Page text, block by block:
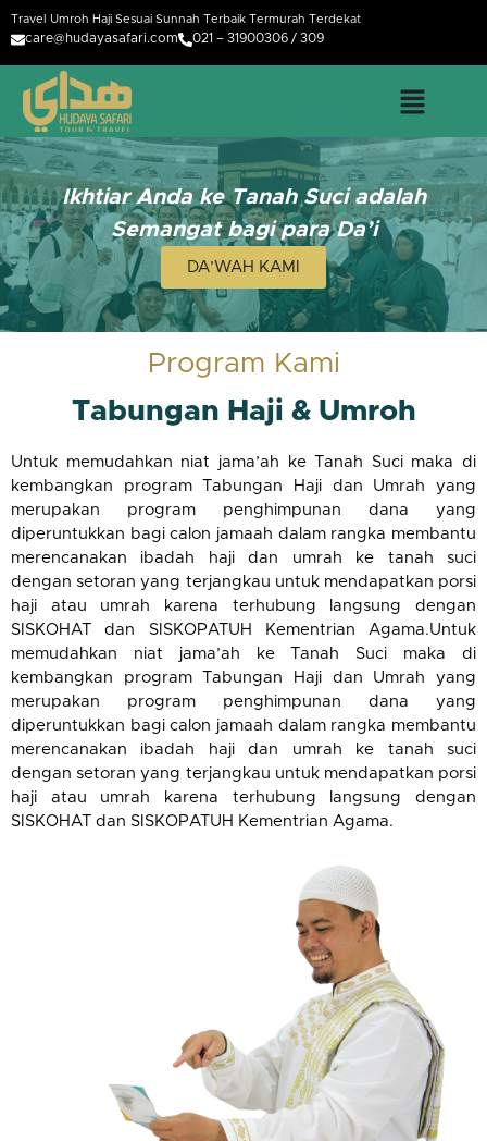
Travel Umroh Haji Sesuai Sunnah Terbaik Termurah Terdekat
care@hudayasafari.com 021 – 31900306 / 309
Ikhtiar Anda ke Tanah Suci adalah
Semangat bagi para Da’i
DA’WAH KAMI
Program Kami
Tabungan Haji & Umroh
Untuk memudahkan niat jama’ah ke Tanah Suci maka di
kembangkan program Tabungan Haji dan Umrah yang
merupakan program penghimpunan dana yang
diperuntukkan bagi calon jamaah dalam rangka membantu
merencanakan ibadah haji dan umrah ke tanah suci
dengan setoran yang terjangkau untuk mendapatkan porsi
haji atau umrah karena terhubung langsung dengan
SISKOHAT dan SISKOPATUH Kementrian Agama.Untuk
memudahkan niat jama’ah ke Tanah Suci maka di
kembangkan program Tabungan Haji dan Umrah yang
merupakan program penghimpunan dana yang
diperuntukkan bagi calon jamaah dalam rangka membantu
merencanakan ibadah haji dan umrah ke tanah suci
dengan setoran yang terjangkau untuk mendapatkan porsi
haji atau umrah karena terhubung langsung dengan
SISKOHAT dan SISKOPATUH Kementrian Agama.